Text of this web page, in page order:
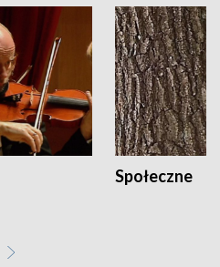
Społeczne